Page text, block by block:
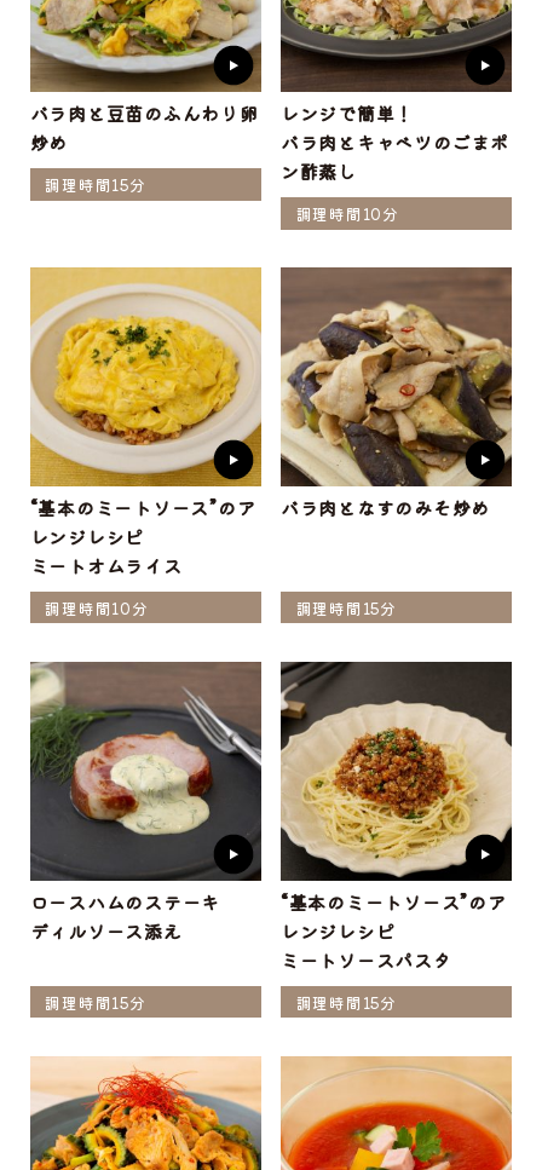
バラ肉と豆苗のふんわり卵
炒め
調理時間15分
レンジで簡単！
バラ肉とキャベツのごまポ
ン酢蒸し
調理時間10分
“基本のミートソース”のア
レンジレシピ
ミートオムライス
調理時間10分
バラ肉となすのみそ炒め
調理時間15分
ロースハムのステーキ
ディルソース添え
調理時間15分
“基本のミートソース”のア
レンジレシピ
ミートソースパスタ
調理時間15分